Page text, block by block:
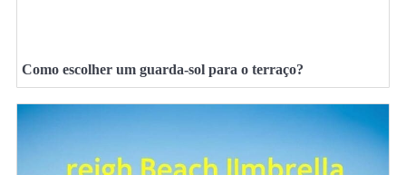
Como escolher um guarda-sol para o terraço?